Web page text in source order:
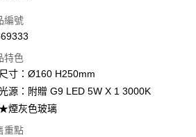
卡一次付款
Pay
支付
編號
特色
尺寸：Ø160 H250mm
源：附贈 G9 LED 5W X 1 3000K
煙灰色玻璃
重點